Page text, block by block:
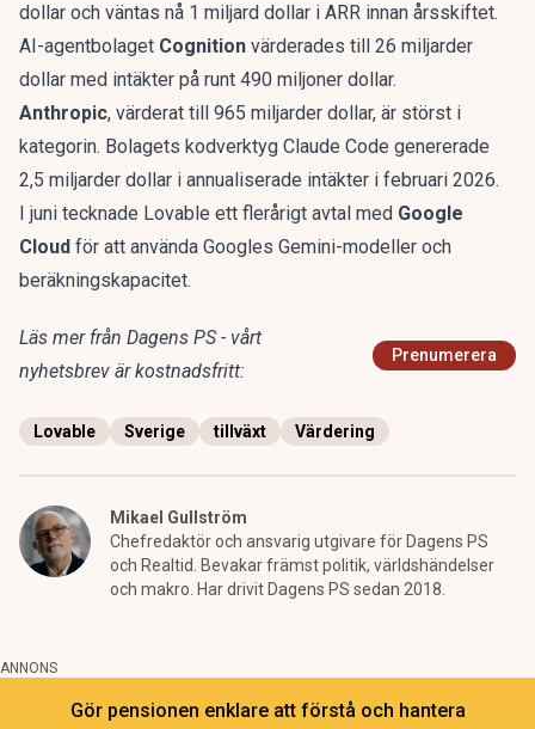
dollar och väntas nå 1 miljard dollar i ARR innan årsskiftet.
AI-agentbolaget Cognition värderades till 26 miljarder
dollar med intäkter på runt 490 miljoner dollar.
Anthropic, värderat till 965 miljarder dollar, är störst i
kategorin. Bolagets kodverktyg Claude Code genererade
2,5 miljarder dollar i annualiserade intäkter i februari 2026.
I juni tecknade Lovable ett flerårigt avtal med Google
Cloud för att använda Googles Gemini-modeller och
beräkningskapacitet.
Läs mer från Dagens PS - vårt
nyhetsbrev är kostnadsfritt:
Prenumerera
Lovable Sverige tillväxt Värdering
Mikael Gullström
Chefredaktör och ansvarig utgivare för Dagens PS
och Realtid. Bevakar främst politik, världshändelser
och makro. Har drivit Dagens PS sedan 2018.
ANNONS
Gör pensionen enklare att förstå och hantera